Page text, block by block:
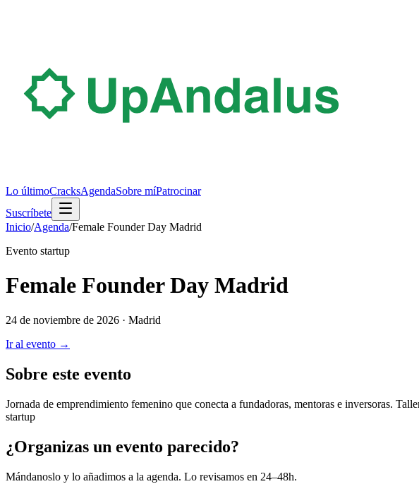
Lo últimoCracksAgendaSobre míPatrocinar
Suscríbete
Inicio/Agenda/Female Founder Day Madrid
Evento startup
Female Founder Day Madrid
24 de noviembre de 2026 · Madrid
Ir al evento →
Sobre este evento
Jornada de emprendimiento femenino que conecta a fundadoras, mentoras e inversoras.
startup
¿Organizas un evento parecido?
Mándanoslo y lo añadimos a la agenda. Lo revisamos en 24–48h.